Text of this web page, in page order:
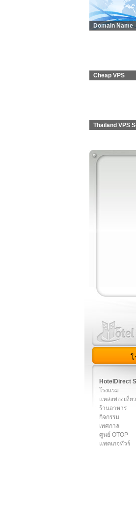
Domain Name
Cheap VPS
Thailand VPS
โ
HotelDirect
โรงแรม
แหล่งท่องเที่ยว
ร้านอาหาร
กิจกรรม
เทศกาล
ศูนย์ OTOP
แพคเกจทัวร์